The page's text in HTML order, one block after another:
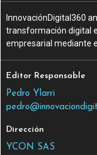
InnovaciónDigital360
transformación digital
empresarial mediante
Editor Responsable
Pedro Ylarri
Dirección
YCON SAS